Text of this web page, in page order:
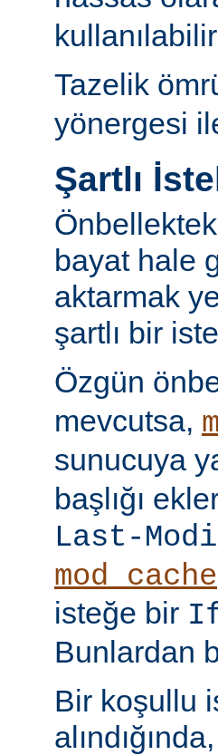
Tazelik
yönergesi
Şartlı
bayat hale
aktarmak
şartlı bir
Özgün
mevcutsa,
sunucuya
başlığı
Last-
mod_cache
isteğe bir
Bunlardan
Bir koşullu